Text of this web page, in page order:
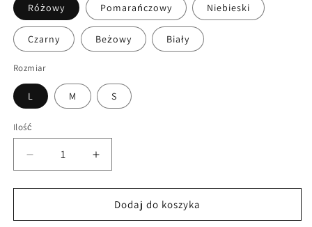
Różowy Pomarańczowy Niebieski
Czarny Beżowy Biały
Rozmiar
L M S
Ilość
Zmniejsz
ilość
dla
miękki
Zwiększ
ilość
dla
Koronkowy
miękki
Dodaj do koszyka